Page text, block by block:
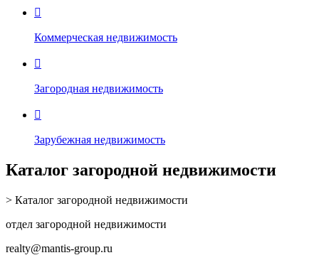

Коммерческая недвижимость

Загородная недвижимость

Зарубежная недвижимость
Каталог загородной недвижимости
> Каталог загородной недвижимости
отдел загородной недвижимости
realty@mantis-group.ru